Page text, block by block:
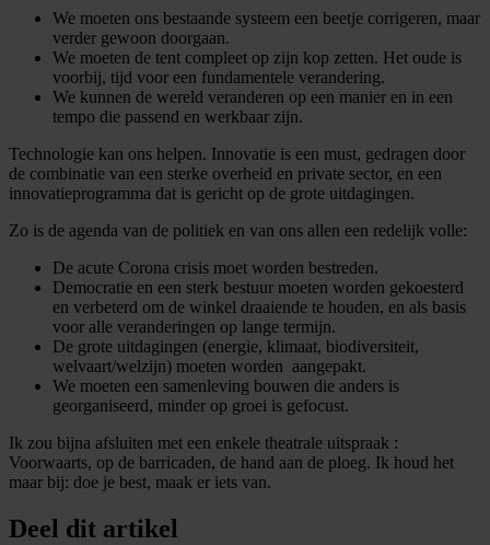
We moeten ons bestaande systeem een beetje corrigeren, maar
verder gewoon doorgaan.
We moeten de tent compleet op zijn kop zetten. Het oude is
voorbij, tijd voor een fundamentele verandering.
We kunnen de wereld veranderen op een manier en in een
tempo die passend en werkbaar zijn.
Technologie kan ons helpen. Innovatie is een must, gedragen door
de combinatie van een sterke overheid en private sector, en een
innovatieprogramma dat is gericht op de grote uitdagingen.
Zo is de agenda van de politiek en van ons allen een redelijk volle:
De acute Corona crisis moet worden bestreden.
Democratie en een sterk bestuur moeten worden gekoesterd
en verbeterd om de winkel draaiende te houden, en als basis
voor alle veranderingen op lange termijn.
De grote uitdagingen (energie, klimaat, biodiversiteit,
welvaart/welzijn) moeten worden aangepakt.
We moeten een samenleving bouwen die anders is
georganiseerd, minder op groei is gefocust.
Ik zou bijna afsluiten met een enkele theatrale uitspraak :
Voorwaarts, op de barricaden, de hand aan de ploeg. Ik houd het
maar bij: doe je best, maak er iets van.
Deel dit artikel